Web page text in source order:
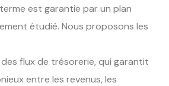
est garantie par un plan
étudié. Nous proposons les
flux de trésorerie, qui garantit
entre les revenus, les